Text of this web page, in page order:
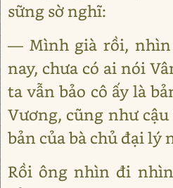
sững sờ nghĩ:
― Mình già rồi, nhìn
nay, chưa có ai nói
ta vẫn bảo cô ấy là
Vương, cũng như
bản của bà chủ đại lý
Rồi ông nhìn đi